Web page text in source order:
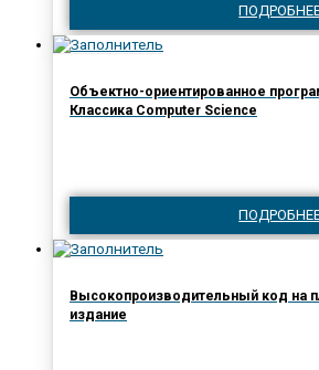
Объектно-ориентированное
Классика Computer Science
Высокопроизводительный код на
издание